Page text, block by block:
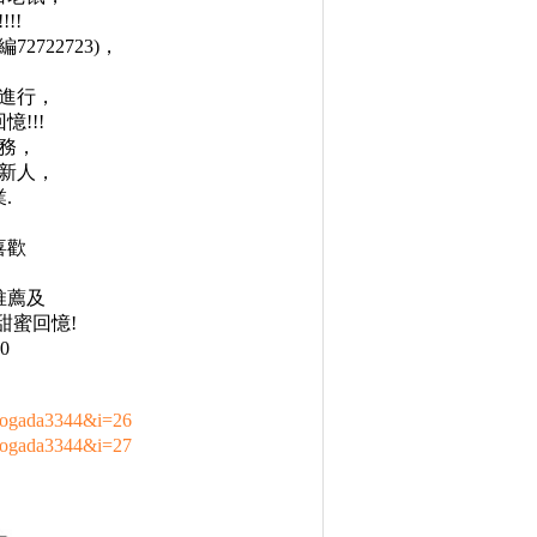
，
行，
憶!!!
，
人，
.
歡
薦及
蜜回憶!